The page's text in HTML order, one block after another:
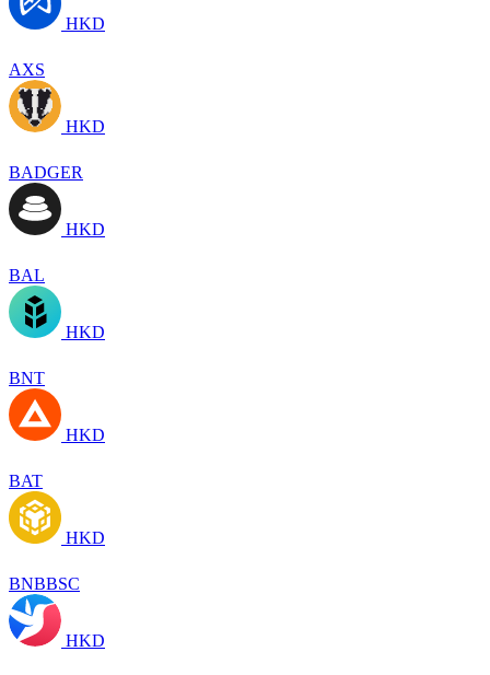
HKD
AXS
HKD
BADGER
HKD
BAL
HKD
BNT
HKD
BAT
HKD
BNBBSC
HKD